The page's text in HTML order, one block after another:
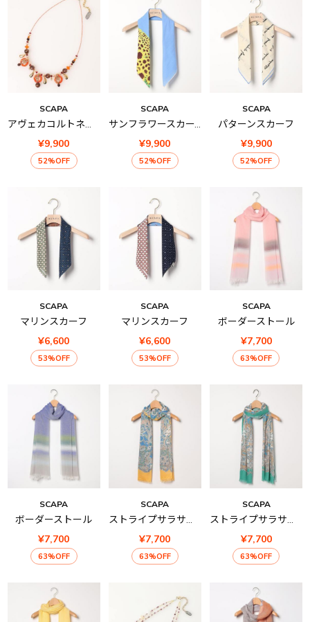
SCAPA
アヴェカコルトネックレス
¥9,900
52%OFF
SCAPA
サンフラワースカーフ
¥9,900
52%OFF
SCAPA
パターンスカーフ
¥9,900
52%OFF
SCAPA
マリンスカーフ
¥6,600
53%OFF
SCAPA
マリンスカーフ
¥6,600
53%OFF
SCAPA
ボーダーストール
¥7,700
63%OFF
SCAPA
ボーダーストール
¥7,700
63%OFF
SCAPA
¥7,700
63%OFF
SCAPA
¥7,700
63%OFF